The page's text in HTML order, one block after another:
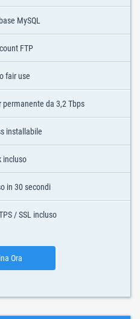
MySQL
FTP
fair use
permanente da 3,2 Tbps
installabile
incluso
in 30 secondi
/ SSL incluso
Ora